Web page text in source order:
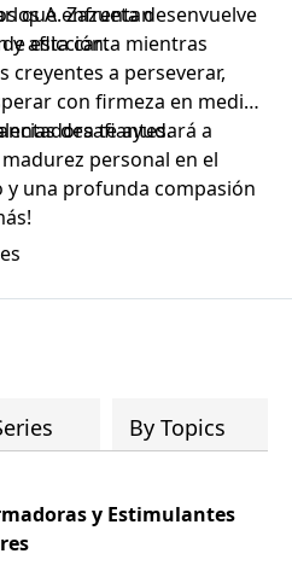
que enfrentan
y aflicción.
A. Zazueta desenvuelve
esta carta mientras
creyentes a perseverar,
con firmeza en medio
desafiantes.
te ayudará a
personal en el
una profunda compasión
By Topics
y Estimulantes